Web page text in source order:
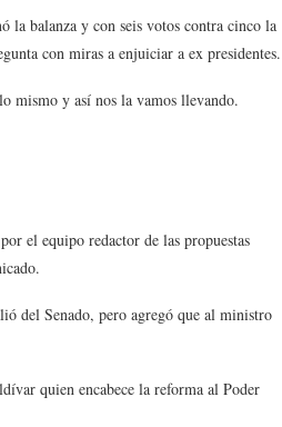
la balanza y con seis votos contra cinco la
con miras a enjuiciar a ex presidentes.
mismo y así nos la vamos llevando.
el equipo redactor de las propuestas
del Senado, pero agregó que al ministro
quien encabece la reforma al Poder